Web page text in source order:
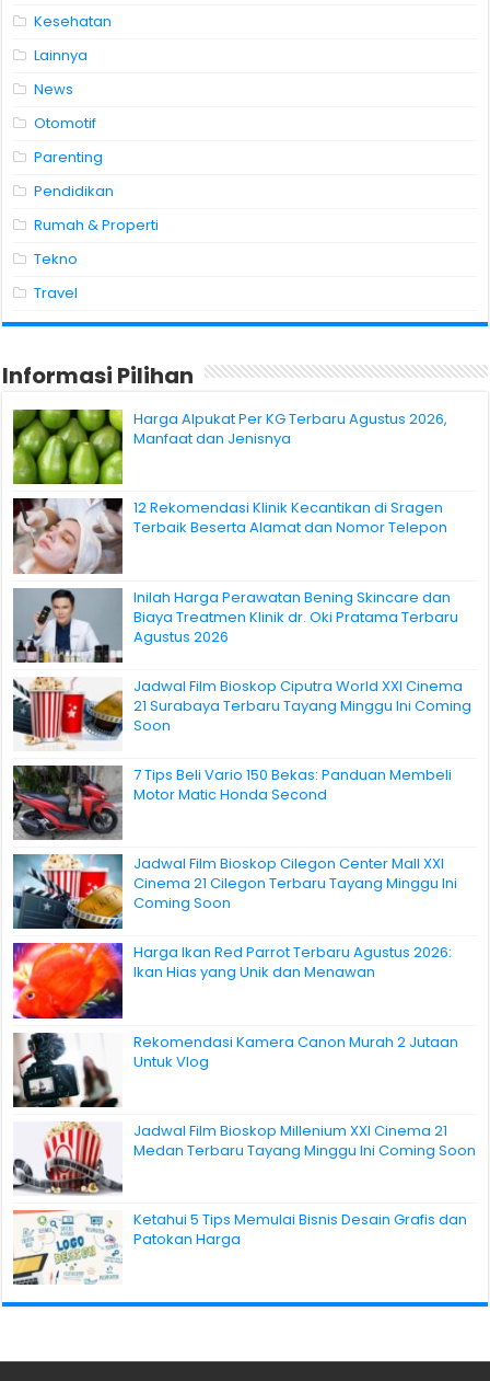
Kesehatan
Lainnya
News
Otomotif
Parenting
Pendidikan
Rumah & Properti
Tekno
Travel
Informasi Pilihan
Harga Alpukat Per KG Terbaru Agustus 2026,
Manfaat dan Jenisnya
12 Rekomendasi Klinik Kecantikan di Sragen
Terbaik Beserta Alamat dan Nomor Telepon
Inilah Harga Perawatan Bening Skincare dan
Biaya Treatmen Klinik dr. Oki Pratama Terbaru
Agustus 2026
Jadwal Film Bioskop Ciputra World XXI Cinema
21 Surabaya Terbaru Tayang Minggu Ini Coming
Soon
7 Tips Beli Vario 150 Bekas: Panduan Membeli
Motor Matic Honda Second
Jadwal Film Bioskop Cilegon Center Mall XXI
Cinema 21 Cilegon Terbaru Tayang Minggu Ini
Coming Soon
Harga Ikan Red Parrot Terbaru Agustus 2026:
Ikan Hias yang Unik dan Menawan
Rekomendasi Kamera Canon Murah 2 Jutaan
Untuk Vlog
Jadwal Film Bioskop Millenium XXI Cinema 21
Medan Terbaru Tayang Minggu Ini Coming Soon
Ketahui 5 Tips Memulai Bisnis Desain Grafis dan
Patokan Harga